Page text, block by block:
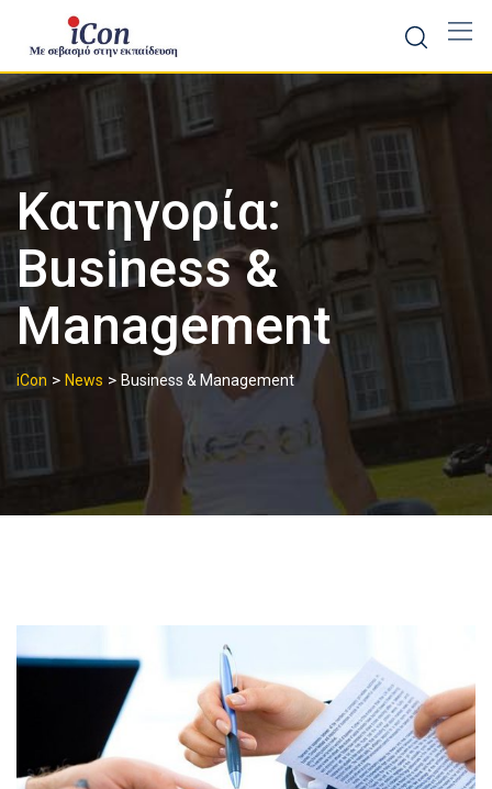
content
Κατηγορία:
Business &
Management
iCon > News > Business & Management